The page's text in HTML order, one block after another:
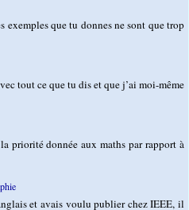
exemples que tu donnes ne sont que trop
tout ce que tu dis et que j’ai moi-même
priorité donnée aux maths par rapport à
et avais voulu publier chez IEEE, il